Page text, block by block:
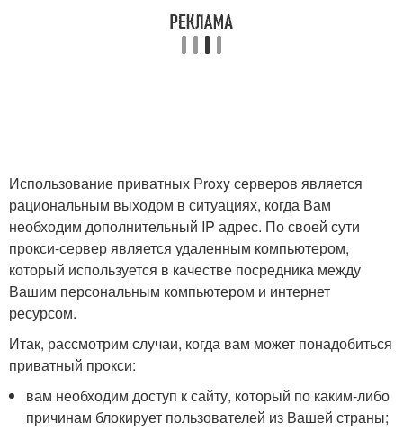
Использование приватных Proxy серверов является
рациональным выходом в ситуациях, когда Вам
необходим дополнительный IP адрес. По своей сути
прокси-сервер является удаленным компьютером,
который используется в качестве посредника между
Вашим персональным компьютером и интернет
ресурсом.
Итак, рассмотрим случаи, когда вам может понадобиться
приватный прокси:
вам необходим доступ к сайту, который по каким-либо
причинам блокирует пользователей из Вашей страны;